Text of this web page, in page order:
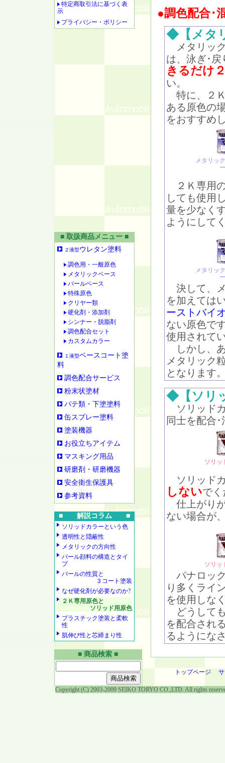
特定商取引法に基づく表
示
プライバシー・ポリシー
●調色配合･
◆【メタ
メタリッ
は、泳ぎ･
きるだけ
い。
特に、２
ある原色の
をおすすめ
メタリッ
２Ｋ専用
しても使用
量を少なく
ようにして
メタリッ
決して、
を加えては
ーストバイ
ない原色で
使用されて
しかし、
メタリック
となります
◆【ソリ
ソリッド
同士を配合
ソリッ
ソリッド
しないでく
仕上がり
ない場合が
ソリッ
パナロッ
り多くライ
を使用しな
どうして
を配合され
るようにな
トップページ
■ 取扱商品メニュー ■
２液型ウレタン塗料
調色用・一般原色
メタリックベース
パールベース
特殊原色
クリヤー類
硬化剤・添加剤
シンナー・脱脂剤
調色配合セット
カスタムカラー
１液型ベースコート塗
料
調色配合サービス
粉末状塗材
パテ類・下塗塗料
缶スプレー塗料
塗装機器
お役立ちアイテム
マスキング用品
研磨剤・研磨機器
安全衛生保護具
参考資料
■ 解説コラム ■
ソリッドカラーという色
透明性と隠蔽性
メタリックの方向性
パール顔料の構造とタイ
プ
パールの性質と
３コート塗装
なぜ硬化剤が必要なのか?
２Ｋ専用原色と
ソリッド用原色
プラスチック塗装と柔軟
性
肌伸び性と芯締まり性
■ 商品検索 ■
Copyright (C) 2003-2009 SEIKO TORYO CO.,LTD. All rights